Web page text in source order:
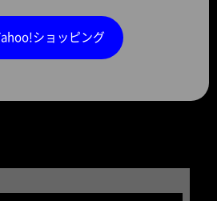
ショッピング